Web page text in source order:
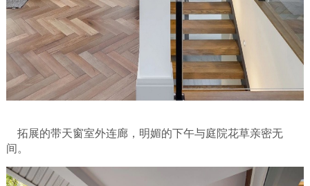
拓展的带天窗室外连廊，明媚的下午与庭院花草亲密无
间。